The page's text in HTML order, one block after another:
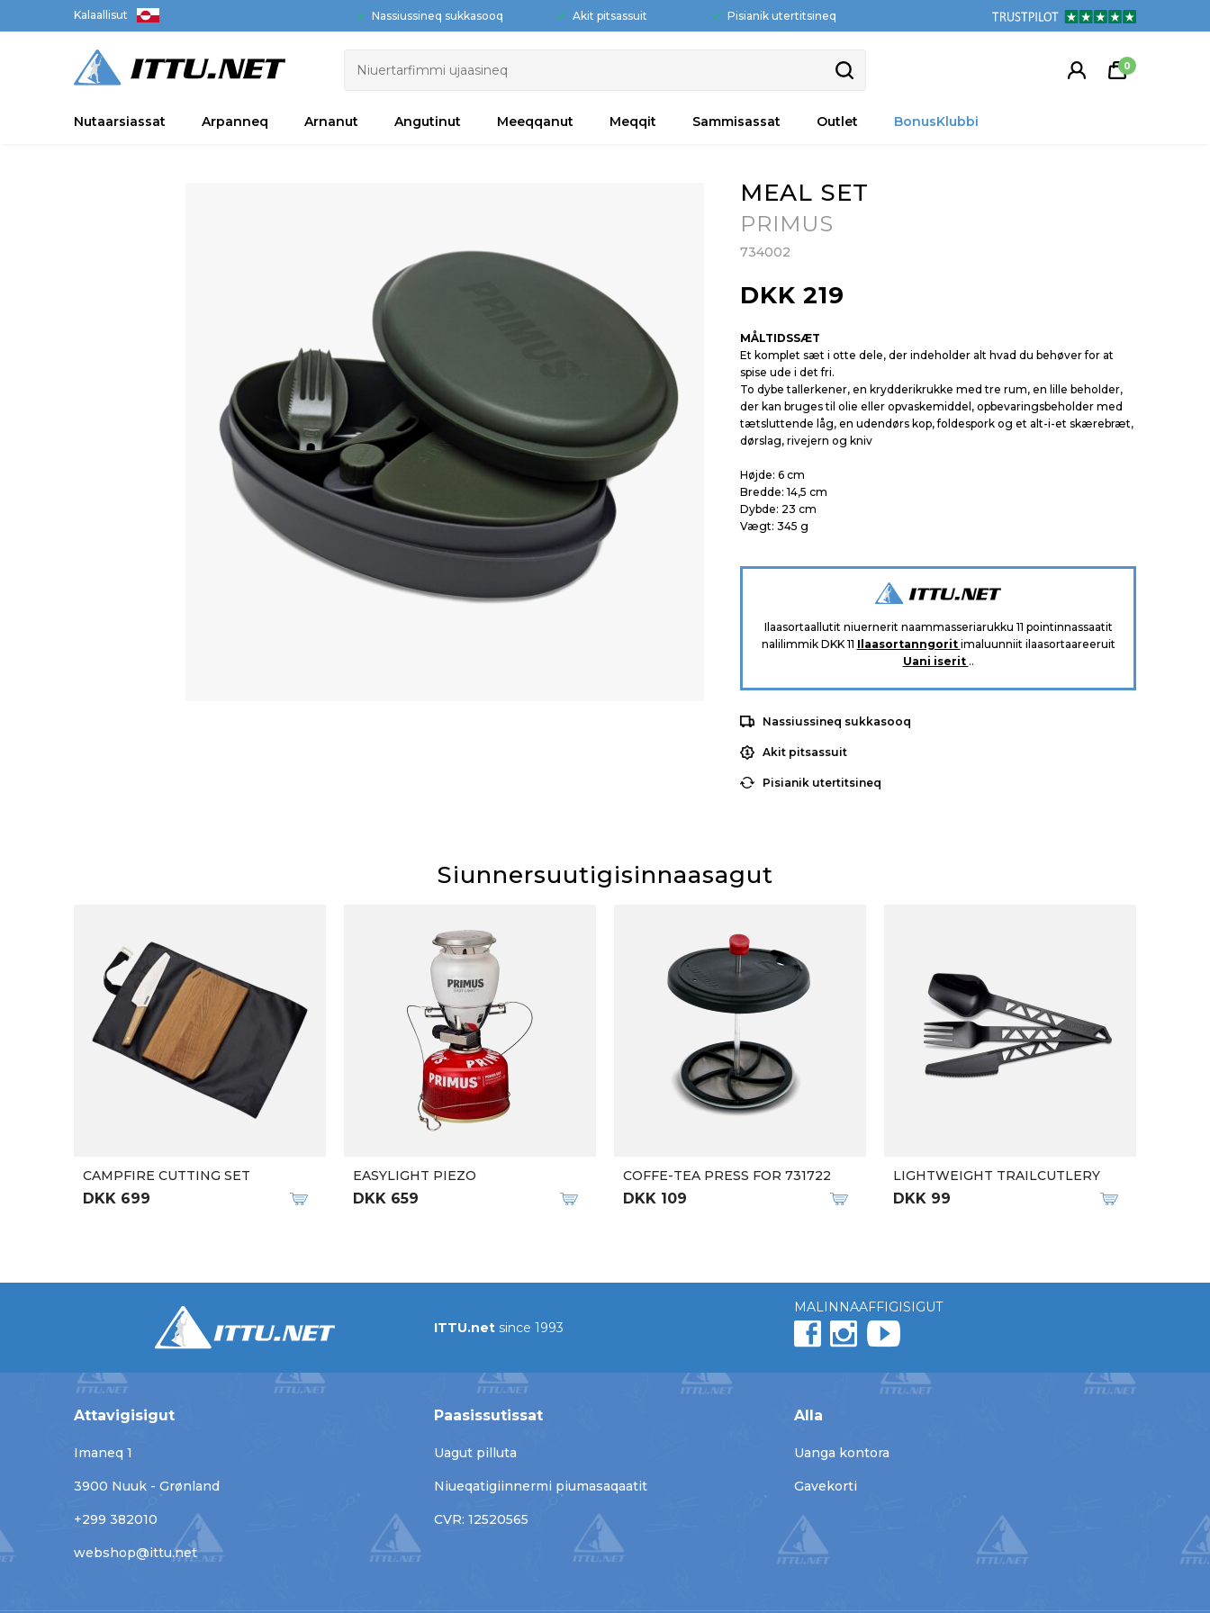
Kalaallisut Nassiussineq sukkasooq Akit pitsassuit Pisianik utertitsineq
0
Nutaarsiassat Arpanneq Arnanut Angutinut Meeqqanut Meqqit Sammisassat Outlet BonusKlubbi
MEAL SET
PRIMUS
734002
DKK 219
MÅLTIDSSÆT
Et komplet sæt i otte dele, der indeholder alt hvad du behøver for at
spise ude i det fri.
To dybe tallerkener, en krydderikrukke med tre rum, en lille beholder,
der kan bruges til olie eller opvaskemiddel, opbevaringsbeholder med
tætsluttende låg, en udendørs kop, foldespork og et alt-i-et skærebræt,
dørslag, rivejern og kniv
Højde: 6 cm
Bredde: 14,5 cm
Dybde: 23 cm
Vægt: 345 g
Ilaasortaallutit niuernerit naammasseriarukku 11 pointinnassaatit
nalilimmik DKK 11 Ilaasortanngorit imaluunniit ilaasortaareeruit
Uani iserit ..
Nassiussineq sukkasooq
Akit pitsassuit
Pisianik utertitsineq
Siunnersuutigisinnaasagut
CAMPFIRE CUTTING SET
DKK 699
EASYLIGHT PIEZO
DKK 659
COFFE-TEA PRESS FOR 731722
DKK 109
LIGHTWEIGHT TRAILCUTLERY
DKK 99
ITTU.net since 1993
MALINNAAFFIGISIGUT
Attavigisigut
Imaneq 1
3900 Nuuk - Grønland
+299 382010
webshop@ittu.net
Paasissutissat
Uagut pilluta
Niueqatigiinnermi piumasaqaatit
CVR: 12520565
Alla
Uanga kontora
Gavekorti